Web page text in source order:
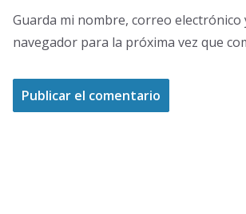
Guarda mi nombre, correo electrónico
navegador para la próxima vez que